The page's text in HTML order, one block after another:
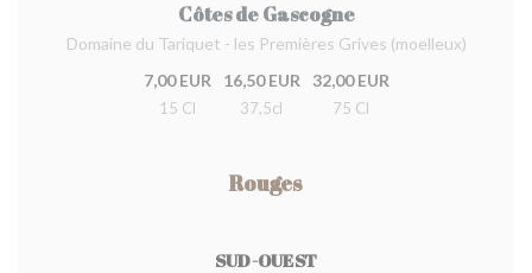
Côtes de Gascogne
Domaine du Tariquet - les Premières Grives (moelleux)
7,00 EUR
15 Cl
16,50 EUR
37,5cl
32,00 EUR
75 Cl
Rouges
SUD-OUEST